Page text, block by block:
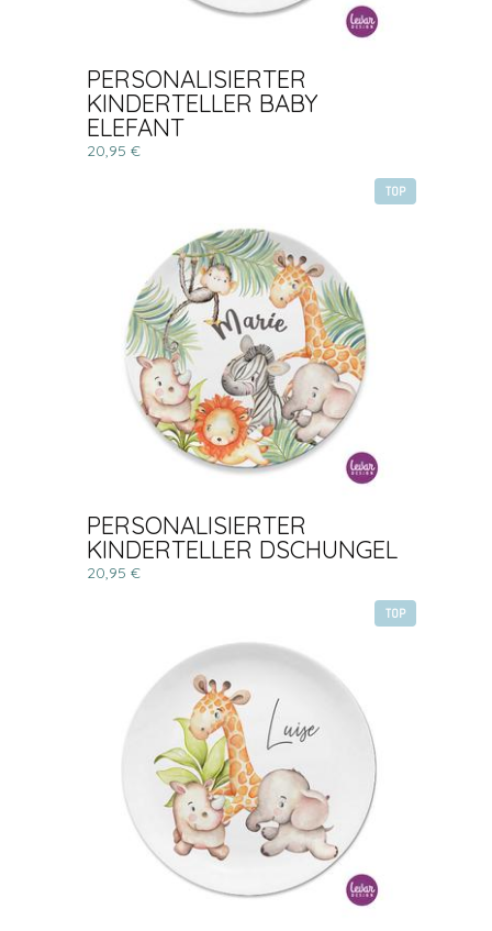
PERSONALISIERTER
KINDERTELLER BABY
ELEFANT
20,95 €
TOP
PERSONALISIERTER
KINDERTELLER DSCHUNGEL
20,95 €
TOP